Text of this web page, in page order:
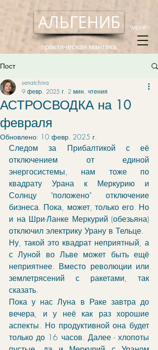
АЛЬГЕНИБ
практическая мантика
МЕНЮ:
Пост
АСТРОСВОДКА на 10
февраля
senatchina
9 февр. 2025 г. 2 мин. чтения
Обновлено: 10 февр. 2025 г.
Следом за Прибалтикой с её
отключением от единой
энергосистемы, нам тоже по
квадрату Урана к Меркурию и
Солнцу "положено" отключение
бизнеса. Пока, может, только его. Но
и на Шри-Ланке Меркурий (обезьяна)
отключил электрику Урану в Тельце.
Ну, такой это квадрат неприятный, а
с Луной во Льве может быть ещё
неприятнее. Вместо революции или
землетрясений с ракетами, так
сказать.
Пока у нас Луна в Раке завтра до
вечера, и у неё как раз хорошие
аспекты. Но продуктивной она будет
только до 16 часов. Далее - хлопоты